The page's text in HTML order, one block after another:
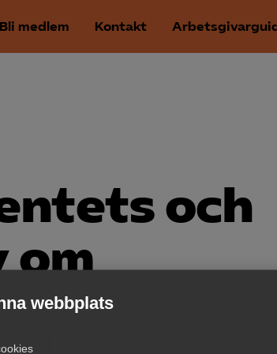
webbplats
Bli medlem Kontakt
och
om